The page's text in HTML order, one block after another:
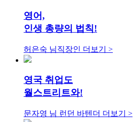
영어,
인생 총량의 법칙!
허은숙 님직장인 더보기 >
영국 취업도
월스트리트와!
문자영 님 런던 바텐더 더보기 >